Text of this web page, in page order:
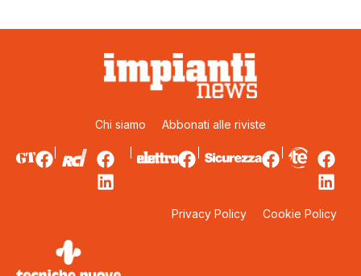
Chi siamo Abbonati alle riviste
Privacy Policy Cookie Policy